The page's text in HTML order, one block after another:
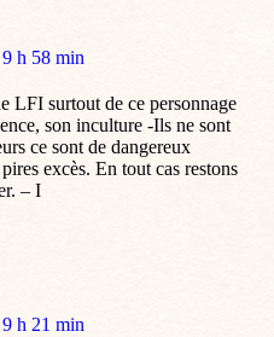
h 58 min
LFI surtout de ce personnage
son inculture -Ils ne sont
ce sont de dangereux
excès. En tout cas restons
– I
h 21 min